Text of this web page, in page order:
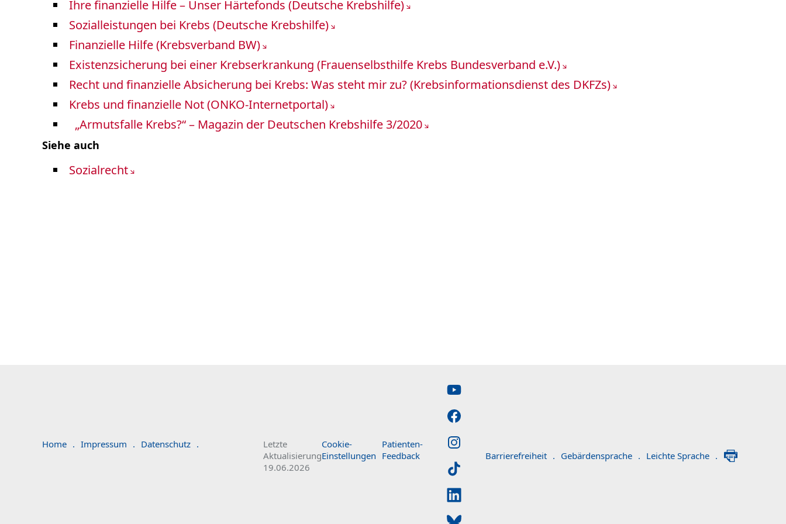
Lungenkrebs und Thorakale Tumoren
Lymphome
Multiple Myelome
Neuroendokrine Tumoren
Nierenkrebs, Krebs an Blase- und Harnwegen
Pankreaskarzinom
Personalisierte Medizin ZPM
Prostatakrebs
Schilddrüsenkarzinom / Endokrine Tumoren
Sarkome
Krebs-Webweiser A-Z
Ihre finanzielle Hilfe – Unser Härtefonds (Deutsche Krebshilfe)
Sozialleistungen bei Krebs (Deutsche Krebshilfe)
Finanzielle Hilfe (Krebsverband BW)
Existenzsicherung bei einer Krebserkrankung (Frauenselbsthilfe Krebs Bundesverband e.V.)
Recht und finanzielle Absicherung bei Krebs: Was steht mir zu? (Krebsinformationsdienst des DKFZs)
Krebs und finanzielle Not (ONKO-Internetportal)
„Armutsfalle Krebs?“ – Magazin der Deutschen Krebshilfe 3/2020
Siehe auch
Sozialrecht
Home . Impressum . Datenschutz .
Letzte
Aktualisierung
19.06.2026
Cookie-
Einstellungen
Patienten-
Feedback
Barrierefreiheit . Gebärdensprache . Leichte Sprache .